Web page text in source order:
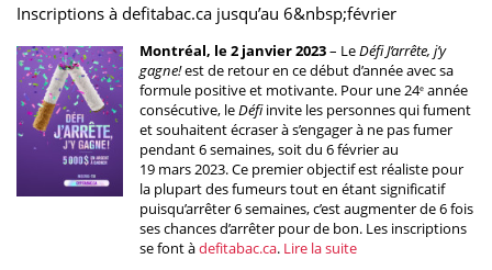
Inscriptions à defitabac.ca jusqu’au 6&nbsp;février
Montréal, le 2 janvier 2023– LeDéfi J’arrête, j’y
gagne!est de retour en ce début d’année avec sa
formule positive et motivante. Pour une 24e année
consécutive, leDéfiinvite les personnes qui fument
et souhaitent écraser à s’engager à ne pas fumer
pendant 6 semaines, soit du 6 février au
19 mars 2023. Ce premier objectif est réaliste pour
la plupart des fumeurs tout en étant significatif
puisqu’arrêter 6 semaines, c’est augmenter de 6 fois
ses chances d’arrêter pour de bon. Les inscriptions
se font àdefitabac.ca. Lire la suite